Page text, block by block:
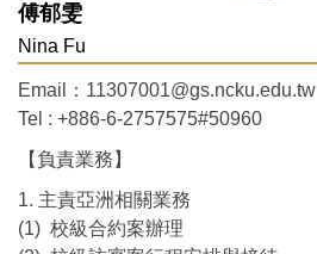
傅郁雯
Nina Fu
Email：11307001@gs.ncku.edu.tw
Tel : +886-6-2757575#50960
【負責業務】
1. 主責亞洲相關業務
(1) 校級合約案辦理